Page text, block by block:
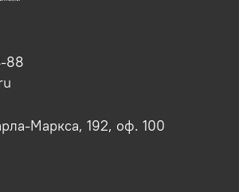
88
Маркса, 192, оф. 100